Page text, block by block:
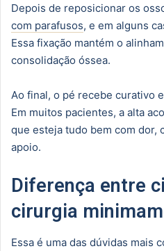
Depois de reposicionar os
com parafusos, e em alguns
Essa fixação mantém o
consolidação óssea.
Ao final, o pé recebe curativo
Em muitos pacientes, a alta
que esteja tudo bem com dor,
apoio.
Diferença entre
cirurgia
Essa é uma das dúvidas mais